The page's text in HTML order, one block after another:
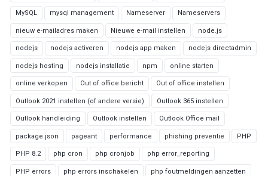
MySQL mysql management Nameserver Nameservers
nieuw e-mailadres maken Nieuwe e-mail instellen node.js
nodejs nodejs activeren nodejs app maken nodejs directadmin
nodejs hosting nodejs installatie npm online starten
online verkopen Out of office bericht Out of office instellen
Outlook 2021 instellen (of andere versie) Outlook 365 instellen
Outlook handleiding Outlook instellen Outlook Office mail
package.json pageant performance phishing preventie PHP
PHP 8.2 php cron php cronjob php error_reporting
PHP errors php errors inschakelen php foutmeldingen aanzetten